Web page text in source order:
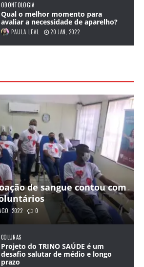
ODONTOLOGIA
Qual o melhor momento para
avaliar a necessidade de aparelho?
PAULA LEAL 20 JAN, 2022
de sangue contou com
2022 0
COLUNAS
Projeto do TRINO SAÚDE é um
desafio salutar de médio e longo
prazo